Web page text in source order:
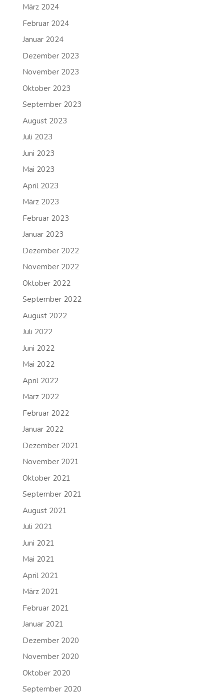
März 2024
Februar 2024
Januar 2024
Dezember 2023
November 2023
Oktober 2023
September 2023
August 2023
Juli 2023
Juni 2023
Mai 2023
April 2023
März 2023
Februar 2023
Januar 2023
Dezember 2022
November 2022
Oktober 2022
September 2022
August 2022
Juli 2022
Juni 2022
Mai 2022
April 2022
März 2022
Februar 2022
Januar 2022
Dezember 2021
November 2021
Oktober 2021
September 2021
August 2021
Juli 2021
Juni 2021
Mai 2021
April 2021
März 2021
Februar 2021
Januar 2021
Dezember 2020
November 2020
Oktober 2020
September 2020